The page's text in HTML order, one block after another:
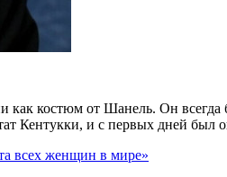
костюм от Шанель. Он всегда
Кентукки, и с первых дней
всех женщин в мире»